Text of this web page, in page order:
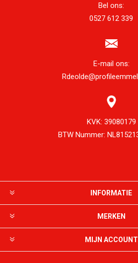
Bel ons:
0527 612 339
E-mail ons:
KVK: 39080179
BTW Nummer:
INFORMATIE
MERKEN
MIJN ACCOUNT